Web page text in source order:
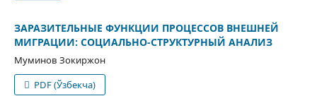
ЗАРАЗИТЕЛЬНЫЕ ФУНКЦИИ ПРОЦЕССОВ ВНЕШНЕЙ
МИГРАЦИИ: СОЦИАЛЬНО-СТРУКТУРНЫЙ АНАЛИЗ
Муминов Зокиржон
PDF (Ўзбекча)